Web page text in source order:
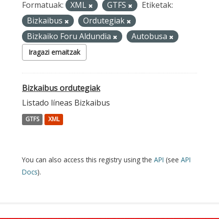
Formatuak: XML GTFS
Etiketak:
Bizkaibus
Ordutegiak
Bizkaiko Foru Aldundia
Autobusa
Iragazi emaitzak
Bizkaibus ordutegiak
Listado líneas Bizkaibus
GTFS XML
You can also access this registry using the API (see API
Docs).